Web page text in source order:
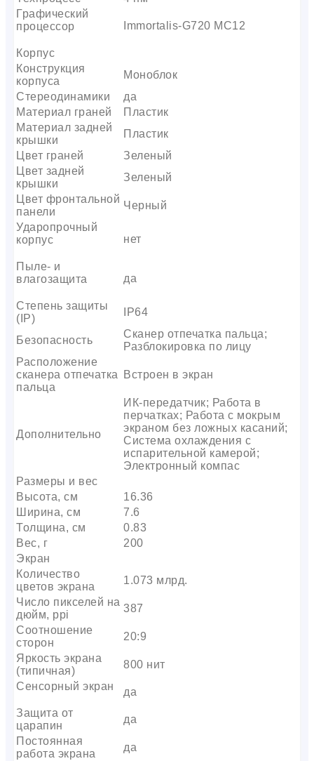
Графический
процессор
Immortalis-G720 MC12
Корпус
Конструкция
корпуса
Моноблок
Стереодинамики
да
Материал граней
Пластик
Материал задней
крышки
Пластик
Цвет граней
Зеленый
Цвет задней
крышки
Зеленый
Цвет фронтальной
панели
Черный
Ударопрочный
корпус
нет
Пыле- и
влагозащита
да
Степень защиты
(IP)
IP64
Безопасность
Сканер отпечатка пальца;
Разблокировка по лицу
Расположение
сканера отпечатка
пальца
Встроен в экран
Дополнительно
ИК-передатчик; Работа в
перчатках; Работа с мокрым
экраном без ложных касаний;
Система охлаждения с
испарительной камерой;
Электронный компас
Размеры и вес
Высота, см
16.36
Ширина, см
7.6
Толщина, см
0.83
Вес, г
200
Экран
Количество
цветов экрана
1.073 млрд.
Число пикселей на
дюйм, ppi
387
Соотношение
сторон
20:9
Яркость экрана
(типичная)
800 нит
Сенсорный экран
да
Защита от
царапин
да
Постоянная
работа экрана
да